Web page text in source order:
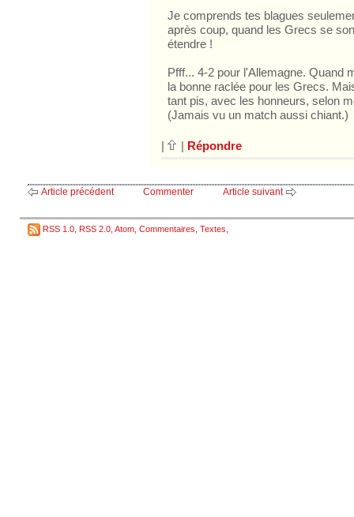
Je comprends tes blagues
après coup, quand les Grecs se
étendre !
Pfff... 4-2 pour l'Allemagne. Quand
la bonne raclée pour les Grecs.
tant pis, avec les honneurs, selon
(Jamais vu un match aussi chiant.)
| | Répondre
Article précédent Commenter Article suivant
RSS 1.0 RSS 2.0 Atom Commentaires Textes